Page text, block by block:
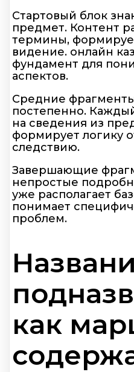
Стартовый блок
предмет. Контент
термины,
видение. онлайн
фундамент для
аспектов.
Средние
постепенно.
на сведения из
формирует логику
следствию.
Завершающие
непростые
уже располагает
понимает
проблем.
как